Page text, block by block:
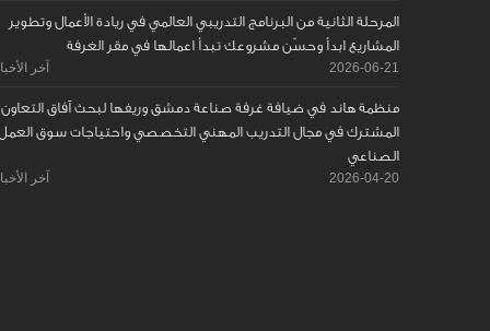
المرحلة الثانية من البرنامج التدريبي العالمي في ريادة الأعمال وتطوير
المشاريع ابدأ وحسّن مشروعك تبدأ اعمالها في مقر الغرفة
2026-06-21 آخر
منظمة هاند في ضيافة غرفة صناعة دمشق وريفها لبحث آفاق التعاون
المشترك في مجال التدريب المهني التخصصي واحتياجات سوق
الصناعي
2026-04-20 آخر